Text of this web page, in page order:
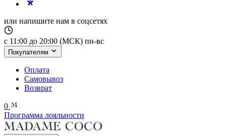
или напишите нам в соцсетях
с 11:00 до 20:00 (МСК) пн-вс
Покупателям
Оплата
Самовывоз
Возврат
0
Программа лояльности